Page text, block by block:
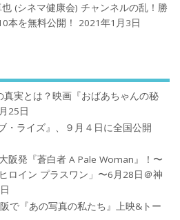
(シネマ健康会) チャンネルの乱！勝
本を無料公開！
2021年1月3日
実とは？映画『おばあちゃんの秘
25日
・ライズ』、９月４日に全国公開
阪発『蒼白者 A Pale Woman』！〜
ロイン プラスワン」〜6月28日＠神
で『あの写真の私たち』上映&トー